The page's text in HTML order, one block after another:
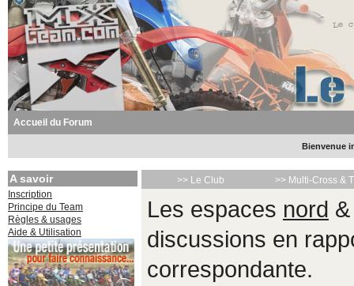
Accueil du Forum
Bienvenue
A savoir
Inscription
Principe du Team
Règles & usages
Aide & Utilisation
>> Le Club >> Multi-Cross &
Les espaces nord
discussions en
correspondante.